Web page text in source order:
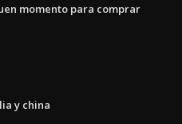
momento para comprar
y china